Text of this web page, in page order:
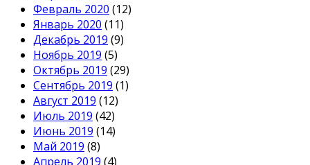
Февраль 2020 (12)
Январь 2020 (11)
Декабрь 2019 (9)
Ноябрь 2019 (5)
Октябрь 2019 (29)
Сентябрь 2019 (1)
Август 2019 (12)
Июль 2019 (42)
Июнь 2019 (14)
Май 2019 (8)
Апрель 2019 (4)